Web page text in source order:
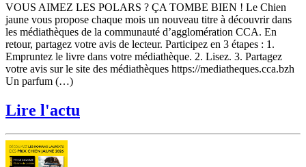
VOUS AIMEZ LES POLARS ? ÇA TOMBE BIEN ! Le Chien
jaune vous propose chaque mois un nouveau titre à découvrir dans
les médiathèques de la communauté d’agglomération CCA. En
retour, partagez votre avis de lecteur. Participez en 3 étapes : 1.
Empruntez le livre dans votre médiathèque. 2. Lisez. 3. Partagez
votre avis sur le site des médiathèques https://mediatheques.cca.bzh
Un parfum (…)
Lire l'actu